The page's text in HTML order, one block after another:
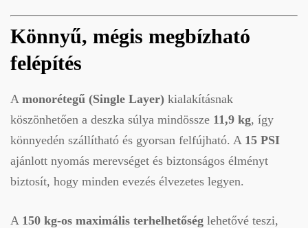
Könnyű, mégis megbízható
felépítés
A monorétegű (Single Layer) kialakításnak
köszönhetően a deszka súlya mindössze 11,9 kg, így
könnyedén szállítható és gyorsan felfújható. A 15 PSI
ajánlott nyomás merevséget és biztonságos élményt
biztosít, hogy minden evezés élvezetes legyen.
A 150 kg-os maximális terhelhetőség lehetővé teszi,